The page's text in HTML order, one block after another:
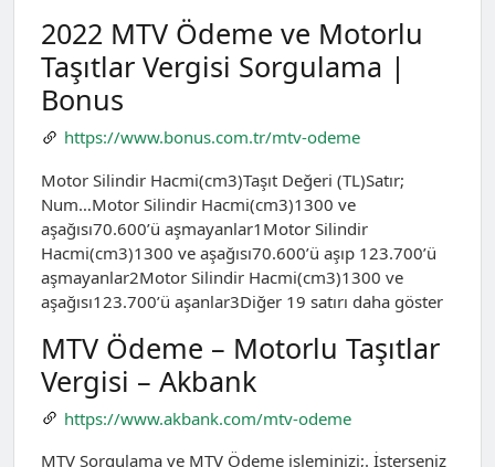
2022 MTV Ödeme ve Motorlu
Taşıtlar Vergisi Sorgulama |
Bonus
https://www.bonus.com.tr/mtv-odeme
Motor Silindir Hacmi(cm3)Taşıt Değeri (TL)Satır;
Num…Motor Silindir Hacmi(cm3)1300 ve
aşağısı70.600’ü aşmayanlar1Motor Silindir
Hacmi(cm3)1300 ve aşağısı70.600’ü aşıp 123.700’ü
aşmayanlar2Motor Silindir Hacmi(cm3)1300 ve
aşağısı123.700’ü aşanlar3Diğer 19 satırı daha göster
MTV Ödeme – Motorlu Taşıtlar
Vergisi – Akbank
https://www.akbank.com/mtv-odeme
​MTV Sorgulama ve MTV Ödeme işleminizi;. İsterseniz